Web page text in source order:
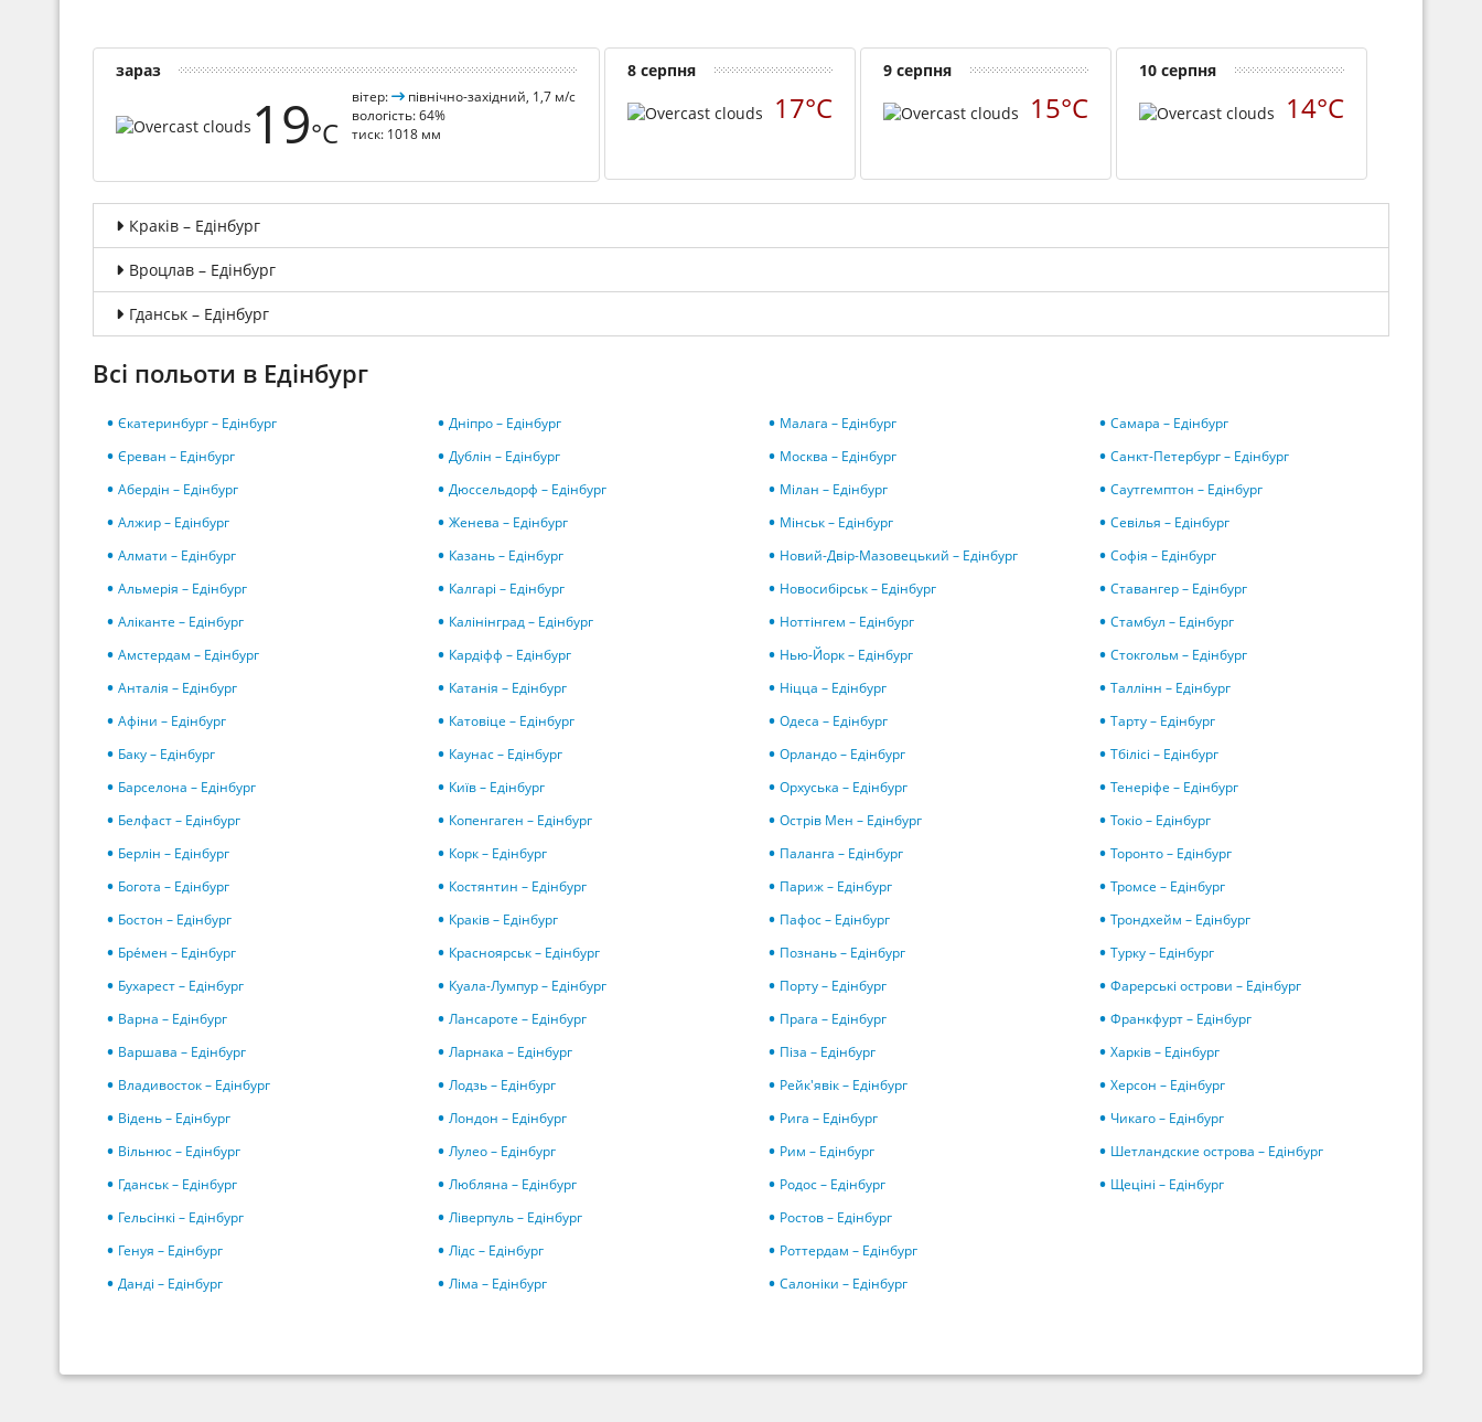
зараз
19°C
вітер:
північно-західний, 1,7 м/с
вологість: 64%
тиск: 1018 мм
8 серпня
17°C
9 серпня
15°C
10 серпня
14°C
Краків – Едінбург
Вроцлав – Едінбург
Гданськ – Едінбург
Всі польоти в Едінбург
Єкатеринбург – Едінбург
Єреван – Едінбург
Абердін – Едінбург
Алжир – Едінбург
Алмати – Едінбург
Альмерія – Едінбург
Аліканте – Едінбург
Амстердам – Едінбург
Анталія – Едінбург
Афіни – Едінбург
Баку – Едінбург
Барселона – Едінбург
Белфаст – Едінбург
Берлін – Едінбург
Богота – Едінбург
Бостон – Едінбург
Бре́мен – Едінбург
Бухарест – Едінбург
Варна – Едінбург
Варшава – Едінбург
Владивосток – Едінбург
Відень – Едінбург
Вільнюс – Едінбург
Гданськ – Едінбург
Гельсінкі – Едінбург
Генуя – Едінбург
Данді – Едінбург
Дніпро – Едінбург
Дублін – Едінбург
Дюссельдорф – Едінбург
Женева – Едінбург
Казань – Едінбург
Калгарі – Едінбург
Калінінград – Едінбург
Кардіфф – Едінбург
Катанія – Едінбург
Катовіце – Едінбург
Каунас – Едінбург
Київ – Едінбург
Копенгаген – Едінбург
Корк – Едінбург
Костянтин – Едінбург
Краків – Едінбург
Красноярськ – Едінбург
Куала-Лумпур – Едінбург
Лансароте – Едінбург
Ларнака – Едінбург
Лодзь – Едінбург
Лондон – Едінбург
Лулео – Едінбург
Любляна – Едінбург
Ліверпуль – Едінбург
Лідс – Едінбург
Ліма – Едінбург
Малага – Едінбург
Москва – Едінбург
Мілан – Едінбург
Мінськ – Едінбург
Новий-Двір-Мазовецький – Едінбург
Новосибірськ – Едінбург
Ноттінгем – Едінбург
Нью-Йорк – Едінбург
Ніцца – Едінбург
Одеса – Едінбург
Орландо – Едінбург
Орхуська – Едінбург
Острів Мен – Едінбург
Паланга – Едінбург
Париж – Едінбург
Пафос – Едінбург
Познань – Едінбург
Порту – Едінбург
Прага – Едінбург
Піза – Едінбург
Рейк'явік – Едінбург
Рига – Едінбург
Рим – Едінбург
Родос – Едінбург
Ростов – Едінбург
Роттердам – Едінбург
Салоніки – Едінбург
Самара – Едінбург
Санкт-Петербург – Едінбург
Саутгемптон – Едінбург
Севілья – Едінбург
Софія – Едінбург
Ставангер – Едінбург
Стамбул – Едінбург
Стокгольм – Едінбург
Таллінн – Едінбург
Тарту – Едінбург
Тбілісі – Едінбург
Тенеріфе – Едінбург
Токіо – Едінбург
Торонто – Едінбург
Тромсе – Едінбург
Трондхейм – Едінбург
Турку – Едінбург
Фарерські острови – Едінбург
Франкфурт – Едінбург
Харків – Едінбург
Херсон – Едінбург
Чикаго – Едінбург
Шетландские острова – Едінбург
Щеціні – Едінбург